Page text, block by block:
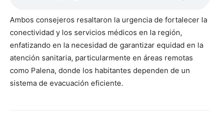
Ambos consejeros resaltaron la urgencia de fortalecer la
conectividad y los servicios médicos en la región,
enfatizando en la necesidad de garantizar equidad en la
atención sanitaria, particularmente en áreas remotas
como Palena, donde los habitantes dependen de un
sistema de evacuación eficiente.